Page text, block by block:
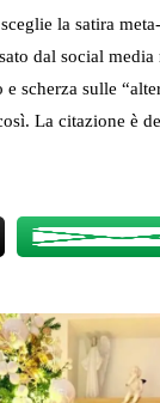
la satira
dal social media
scherza sulle
La citazione è